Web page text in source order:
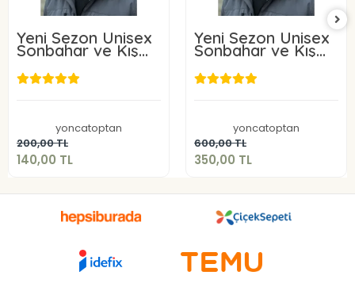
Yeni Sezon Unisex
Sonbahar ve Kış
için Polar
Boyunluk siyah 2 Li
takım
yoncatoptan
200,00 TL
140,00 TL
Sepete Ekle
Yeni Sezon Unisex
Sonbahar ve Kış
için Polar
Boyunluk Siyah 6
Adet
yoncatoptan
600,00 TL
350,00 TL
Sepete Ekle